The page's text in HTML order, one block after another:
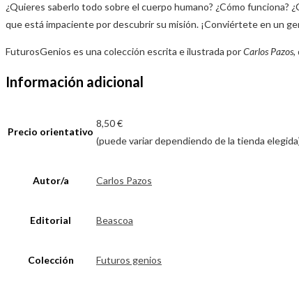
¿Quieres saberlo todo sobre el cuerpo humano? ¿Cómo funciona?
que está impaciente por descubrir su misión. ¡Conviértete en un
FuturosGenios es una colección escrita e ilustrada porCarlos Pazos,
Información adicional
Precio orientativo
8,50 €
(puede variar dependiendo de la tienda
Autor/a Carlos Pazos
Editorial Beascoa
Colección Futuros genios